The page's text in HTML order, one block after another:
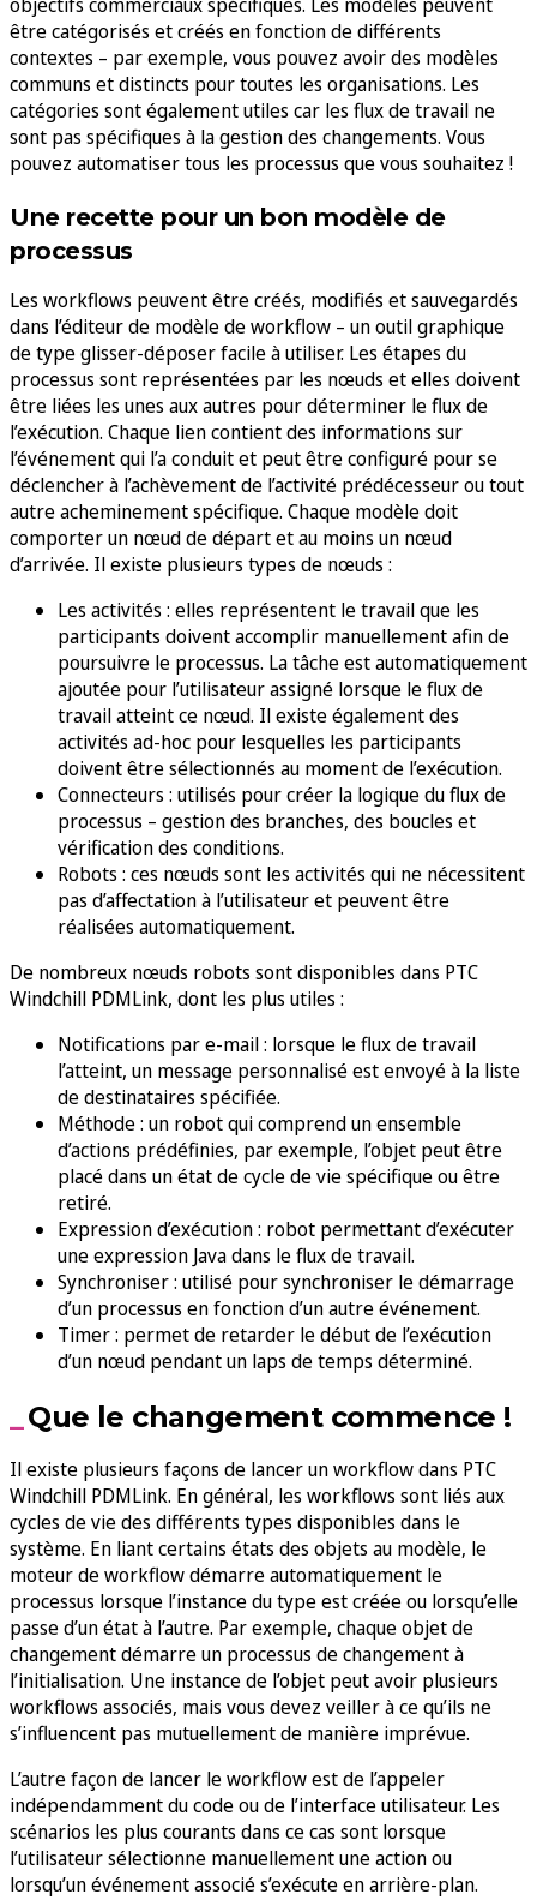
objectifs commerciaux spécifiques. Les modèles peuvent
être catégorisés et créés en fonction de différents
contextes – par exemple, vous pouvez avoir des modèles
communs et distincts pour toutes les organisations. Les
catégories sont également utiles car les flux de travail ne
sont pas spécifiques à la gestion des changements. Vous
pouvez automatiser tous les processus que vous souhaitez !
Une recette pour un bon modèle de
processus
Les workflows peuvent être créés, modifiés et sauvegardés
dans l’éditeur de modèle de workflow – un outil graphique
de type glisser-déposer facile à utiliser. Les étapes du
processus sont représentées par les nœuds et elles doivent
être liées les unes aux autres pour déterminer le flux de
l’exécution. Chaque lien contient des informations sur
l’événement qui l’a conduit et peut être configuré pour se
déclencher à l’achèvement de l’activité prédécesseur ou tout
autre acheminement spécifique. Chaque modèle doit
comporter un nœud de départ et au moins un nœud
d’arrivée. Il existe plusieurs types de nœuds :
Les activités : elles représentent le travail que les
participants doivent accomplir manuellement afin de
poursuivre le processus. La tâche est automatiquement
ajoutée pour l’utilisateur assigné lorsque le flux de
travail atteint ce nœud. Il existe également des
activités ad-hoc pour lesquelles les participants
doivent être sélectionnés au moment de l’exécution.
Connecteurs : utilisés pour créer la logique du flux de
processus – gestion des branches, des boucles et
vérification des conditions.
Robots : ces nœuds sont les activités qui ne nécessitent
pas d’affectation à l’utilisateur et peuvent être
réalisées automatiquement.
De nombreux nœuds robots sont disponibles dans PTC
Windchill PDMLink, dont les plus utiles :
Notifications par e-mail : lorsque le flux de travail
l’atteint, un message personnalisé est envoyé à la liste
de destinataires spécifiée.
Méthode : un robot qui comprend un ensemble
d’actions prédéfinies, par exemple, l’objet peut être
placé dans un état de cycle de vie spécifique ou être
retiré.
Expression d’exécution : robot permettant d’exécuter
une expression Java dans le flux de travail.
Synchroniser : utilisé pour synchroniser le démarrage
d’un processus en fonction d’un autre événement.
Timer : permet de retarder le début de l’exécution
d’un nœud pendant un laps de temps déterminé.
Que le changement commence !
Il existe plusieurs façons de lancer un workflow dans PTC
Windchill PDMLink. En général, les workflows sont liés aux
cycles de vie des différents types disponibles dans le
système. En liant certains états des objets au modèle, le
moteur de workflow démarre automatiquement le
processus lorsque l’instance du type est créée ou lorsqu’elle
passe d’un état à l’autre. Par exemple, chaque objet de
changement démarre un processus de changement à
l’initialisation. Une instance de l’objet peut avoir plusieurs
workflows associés, mais vous devez veiller à ce qu’ils ne
s’influencent pas mutuellement de manière imprévue.
L’autre façon de lancer le workflow est de l’appeler
indépendamment du code ou de l’interface utilisateur. Les
scénarios les plus courants dans ce cas sont lorsque
l’utilisateur sélectionne manuellement une action ou
lorsqu’un événement associé s’exécute en arrière-plan.